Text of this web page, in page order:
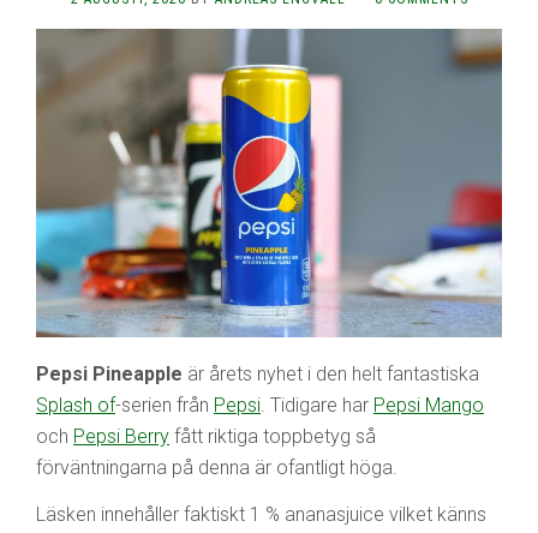
Pepsi Pineapple är årets nyhet i den helt fantastiska
Splash of-serien från Pepsi. Tidigare har Pepsi Mango
och Pepsi Berry fått riktiga toppbetyg så
förväntningarna på denna är ofantligt höga.
Läsken innehåller faktiskt 1 % ananasjuice vilket känns